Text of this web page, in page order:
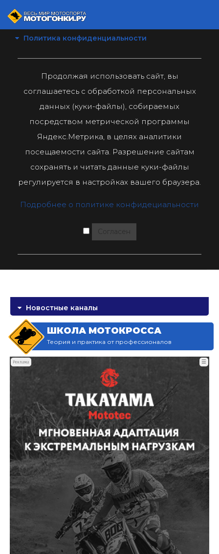
Политика конфиденциальности
Продолжая использовать сайт, вы
соглашаетесь с обработкой персональных
данных (куки-файлы), собираемых
посредством метрической программы
Яндекс.Метрика, в целях аналитики
посещаемости сайта. Разрешение сайтам
сохранять и читать данные куки-файлы
регулируется в настройках вашего браузера.
Подробнее о политике конфидециальности
Согласен
Новостные каналы
ШКОЛА МОТОКРОССА
Теория и практика от профессионалов
Реклама ☰